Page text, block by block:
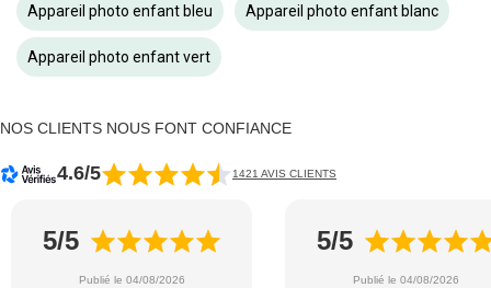
Appareil photo enfant bleu Appareil photo enfant blanc
Appareil photo enfant vert
NOS CLIENTS NOUS FONT CONFIANCE
4.6/5 1421 AVIS CLIENTS
5/5
Publié le 04/08/2026
5/5
Publié le 04/08/2026